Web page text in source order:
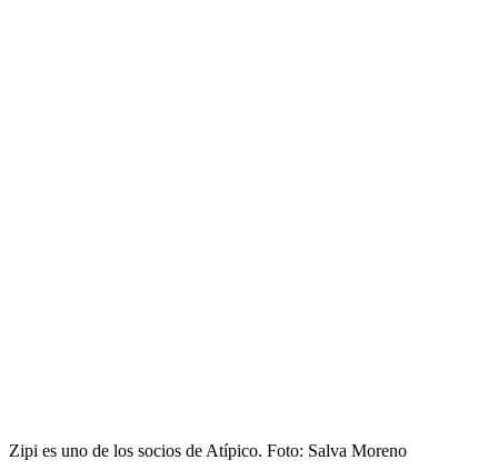
Zipi es uno de los socios de Atípico. Foto: Salva Moreno